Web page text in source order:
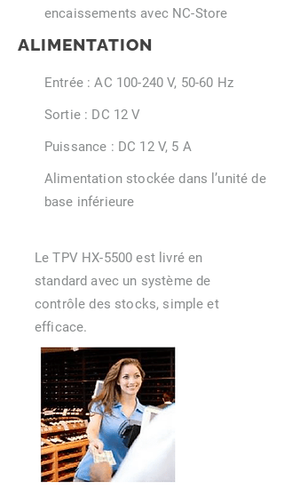
encaissements avec NC-Store
ALIMENTATION
Entrée : AC 100-240 V, 50-60 Hz
Sortie : DC 12 V
Puissance : DC 12 V, 5 A
Alimentation stockée dans l’unité de
base inférieure
Le TPV HX-5500 est livré en
standard avec un système de
contrôle des stocks, simple et
efficace.